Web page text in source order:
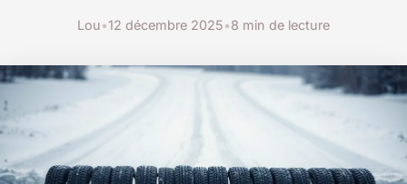
Lou•12 décembre 2025•8 min de lecture